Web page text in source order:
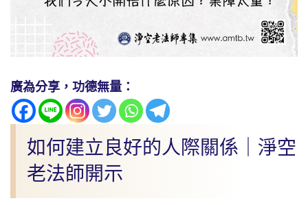
廣為分享，功德無量：
如何建立良好的人際關係｜淨空
老法師開示